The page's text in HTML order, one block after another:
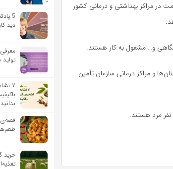
در مراکز بهداشتی و درمانی کشور
و… مشغول به کار هستند.
در گروه پرستاری بیمارستان‌ها و مراکز درمانی سازمان تأمین
5
دید
۷
بدانید
طعم‌ها
خرید